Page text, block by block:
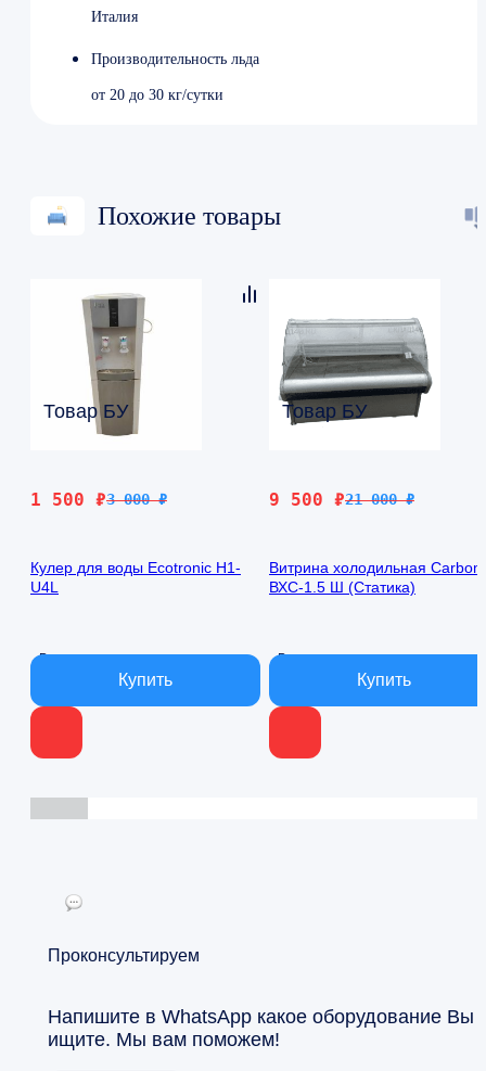
Италия
Производительность льда
от 20 до 30 кг/сутки
Похожие товары
Товар БУ
3 000₽
Первоначальная
3
1 500 ₽
Текущая
500 ₽.
Кулер для воды Ecotronic H1-
U4L
В наличии
Товар БУ
21 000₽
Первоначальная
21
9 500 ₽
Текущая
500 ₽.
Витрина холодильная
ВХС-1.5 Ш (Статика)
В наличии
Проконсультируем
Напишите в WhatsApp какое оборудование Вы
ищите. Мы вам поможем!